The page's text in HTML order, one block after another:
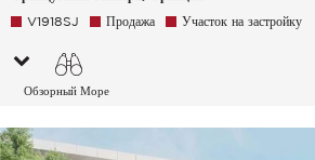
V1918SJ Продажа Участок на застройку
Обзорный Море